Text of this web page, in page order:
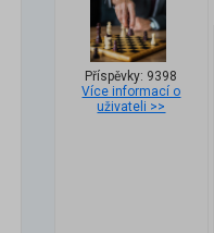
Příspěvky: 9398
Více informací o
uživateli >>